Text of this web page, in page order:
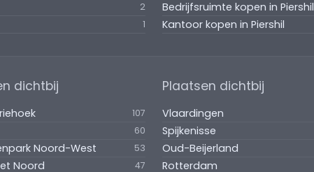
2
1
Bedrijfsruimte kopen in Piershil
Kantoor kopen in Piershil
dichtbij
107
60
Noord-West 53
Noord 47
Plaatsen dichtbij
Vlaardingen
Spijkenisse
Oud-Beijerland
Rotterdam